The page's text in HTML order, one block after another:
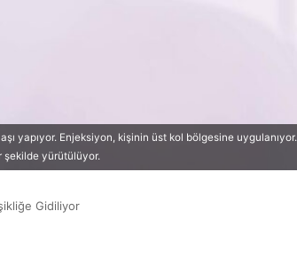
yapıyor. Enjeksiyon, kişinin üst kol bölgesine uygulanıyor.
şekilde yürütülüyor.
Gidiliyor